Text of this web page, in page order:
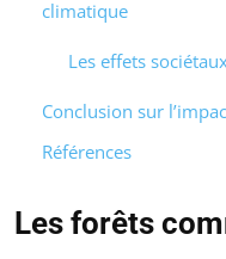
climatique
Les effets
Conclusion sur
Références
Les forêts